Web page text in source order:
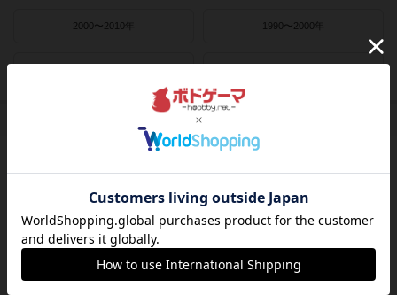
2000〜2010年 1990〜2000年
ウヴェ・ローゼンベルク